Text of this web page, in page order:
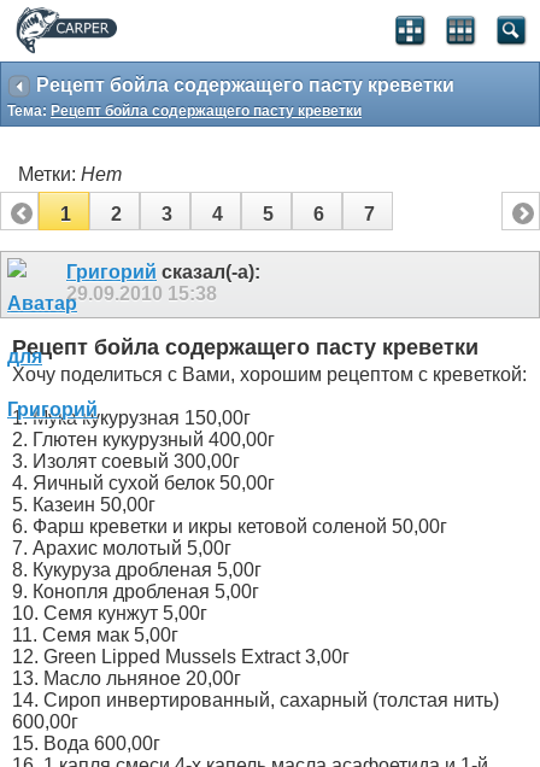
Рецепт бойла содержащего пасту креветки
Тема: Рецепт бойла содержащего пасту креветки
Метки: Нет
1
2 3 4 5 6 7
Григорий сказал(-а):
29.09.2010 15:38
Рецепт бойла содержащего пасту креветки
Хочу поделиться с Вами, хорошим рецептом с креветкой:
1. Мука кукурузная 150,00г
2. Глютен кукурузный 400,00г
3. Изолят соевый 300,00г
4. Яичный сухой белок 50,00г
5. Казеин 50,00г
6. Фарш креветки и икры кетовой соленой 50,00г
7. Арахис молотый 5,00г
8. Кукуруза дробленая 5,00г
9. Конопля дробленая 5,00г
10. Семя кунжут 5,00г
11. Семя мак 5,00г
12. Green Lipped Mussels Extract 3,00г
13. Масло льняное 20,00г
14. Сироп инвертированный, сахарный (толстая нить)
600,00г
15. Вода 600,00г